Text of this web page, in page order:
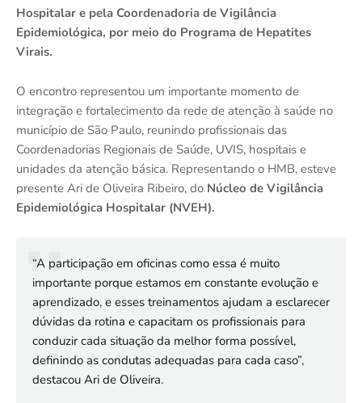
Hospitalar e pela Coordenadoria de Vigilância
Epidemiológica, por meio do Programa de Hepatites
Virais.
O encontro representou um importante momento de
integração e fortalecimento da rede de atenção à saúde no
município de São Paulo, reunindo profissionais das
Coordenadorias Regionais de Saúde, UVIS, hospitais e
unidades da atenção básica. Representando o HMB, esteve
presente Ari de Oliveira Ribeiro, do Núcleo de Vigilância
Epidemiológica Hospitalar (NVEH).
“A participação em oficinas como essa é muito
importante porque estamos em constante evolução e
aprendizado, e esses treinamentos ajudam a esclarecer
dúvidas da rotina e capacitam os profissionais para
conduzir cada situação da melhor forma possível,
definindo as condutas adequadas para cada caso”,
destacou Ari de Oliveira.